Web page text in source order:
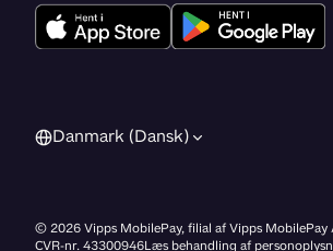
Danmark (Dansk)
©2026Vipps MobilePay, filial af Vipps MobilePay
CVR-nr. 43300946Læs behandling af